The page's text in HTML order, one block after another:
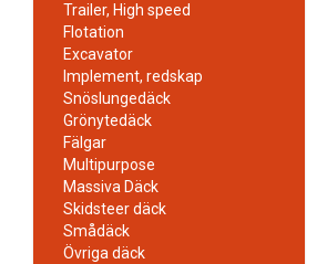
Trailer, High speed
Flotation
Excavator
Implement, redskap
Snöslungedäck
Grönytedäck
Fälgar
Multipurpose
Massiva Däck
Skidsteer däck
Smådäck
Övriga däck